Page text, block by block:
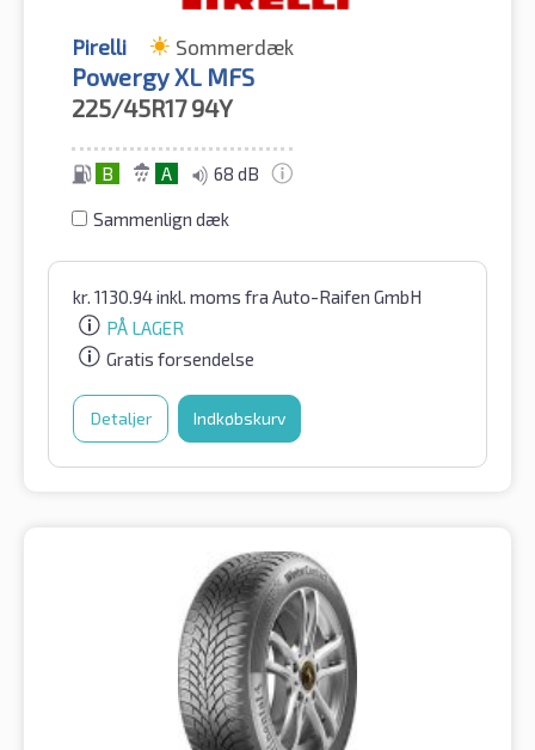
Pirelli Sommerdæk
Powergy XL MFS
225/45R17 94Y
B A 68 dB
Sammenlign dæk
kr. 1130.94inkl. moms fra Auto-Raifen GmbH
PÅ LAGER
Gratis forsendelse
Detaljer Indkøbskurv